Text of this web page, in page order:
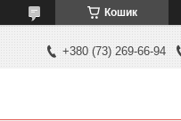
Кошик
+380 (73) 269-66-94